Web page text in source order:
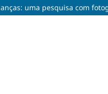
uma pesquisa com